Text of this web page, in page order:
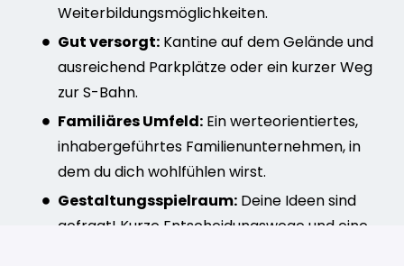
Weiterbildungsmöglichkeiten.
Gut versorgt: Kantine auf dem Gelände und
ausreichend Parkplätze oder ein kurzer Weg
zur S-Bahn.
Familiäres Umfeld: Ein werteorientiertes,
inhabergeführtes Familienunternehmen, in
dem du dich wohlfühlen wirst.
Gestaltungsspielraum: Deine Ideen sind
gefragt! Kurze Entscheidungswege und eine